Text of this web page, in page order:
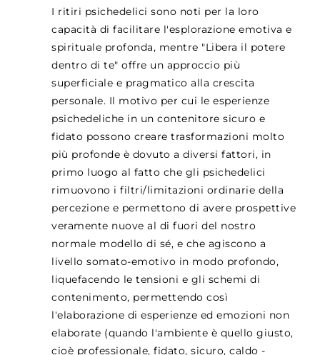
I ritiri psichedelici sono noti per la loro
capacità di facilitare l'esplorazione emotiva e
spirituale profonda, mentre "Libera il potere
dentro di te" offre un approccio più
superficiale e pragmatico alla crescita
personale. Il motivo per cui le esperienze
psichedeliche in un contenitore sicuro e
fidato possono creare trasformazioni molto
più profonde è dovuto a diversi fattori, in
primo luogo al fatto che gli psichedelici
rimuovono i filtri/limitazioni ordinarie della
percezione e permettono di avere prospettive
veramente nuove al di fuori del nostro
normale modello di sé, e che agiscono a
livello somato-emotivo in modo profondo,
liquefacendo le tensioni e gli schemi di
contenimento, permettendo così
l'elaborazione di esperienze ed emozioni non
elaborate (quando l'ambiente è quello giusto,
cioè professionale, fidato, sicuro, caldo -